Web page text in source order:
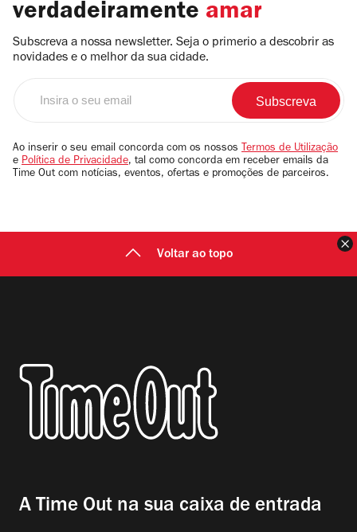
verdadeiramente amar
Subscreva a nossa newsletter. Seja o primerio a descobrir as
novidades e o melhor da sua cidade.
email
Ao inserir o seu email concorda com os nossos Termos de Utilização
e Política de Privacidade, tal como concorda em receber emails da
Time Out com notícias, eventos, ofertas e promoções de parceiros.
Voltar ao topo
A Time Out na sua caixa de entrada